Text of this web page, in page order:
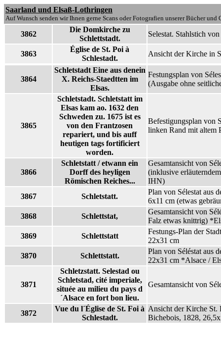
Saarland und Elsaß-Lothringen
Auf Wunsch senden wir Ihnen gerne Scans oder Fotografien unserer Bücher und
3862
Die Domkirche zu
Schlettstadt.
Selestat. Stahlstich
3863
Église de St. Poi à
Schlestadt.
Ansicht der Kirche in
3864
Schletstadt Eine aus denein
X. Reichs-Staedtten im
Elsas.
Festungsplan von
(Ausgabe ohne
3865
Schletstadt. Schletstatt im
Elsas kam ao. 1632 den
Schweden zu. 1675 ist es
von den Frantzosen
repariert, und bis auff
heutigen tags fortificiert
worden.
Befestigungsplan von
linken Rand mit altem
3866
Schletstatt / etwann ein
Dorff des heyligen
Römischen Reiches...
Gesamtansicht von
(inklusive
IHN)
3867
Schletstatt.
Plan von Sélestat aus
6x11 cm (etwas
3868
Schlettstat,
Gesamtansicht von
Falz etwas knittrig)
3869
Schlettstatt
Festungs-Plan der
22x31 cm
3870
Schlettstatt.
Plan von Séléstat aus
22x31 cm *Alsace /
3871
Schletzstatt. Selestad ou
Schletstad, cité imperiale,
située au milieu du pays d
´Alsace en fort bon lieu.
Gesamtansicht von
3872
Vue du l´Église de St. Foi à
Schlestadt.
Ansicht der Kirche St.
Bichebois, 1828,